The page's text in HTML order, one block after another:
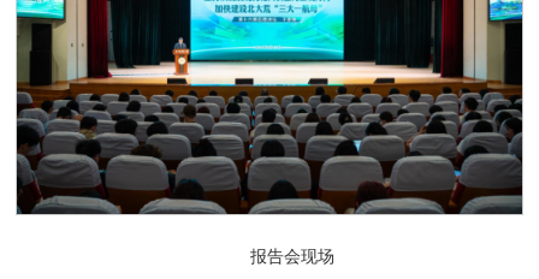
报告会现场